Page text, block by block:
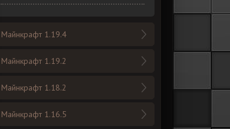
Майнкрафт 1.19.4
Майнкрафт 1.19.2
Майнкрафт 1.18.2
Майнкрафт 1.16.5